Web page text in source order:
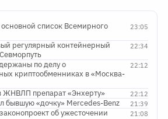
23:05
список Всемирного
22:34
регулярный контейнерный
22:12
по делу о
криптообменниках в «Москва-
22:12
ЖНВЛП препарат «Энхерту»
21:39
бывшую «дочку» Mercedes-Benz
21:08
об ужесточении